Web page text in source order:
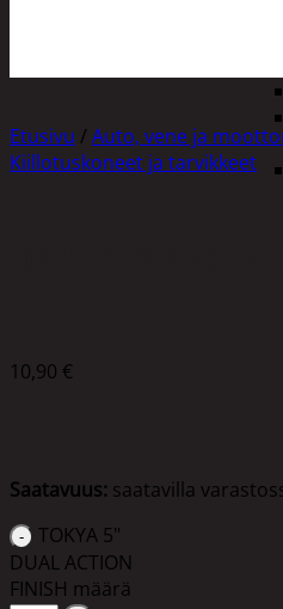
Etusivu / Auto, vene ja
Kiillotuskoneet ja tarvikkeet
TOKYA 5″ DUAL
10,90 €
Saatavuus: saatavilla
TOKYA 5"
DUAL ACTION
FINISH määrä